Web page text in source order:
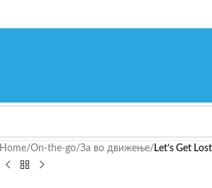
Home/On-the-go/За во движење/ Let’s Get